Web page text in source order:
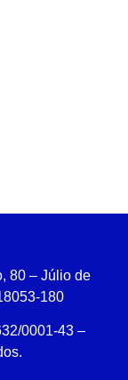
80 – Júlio de
180
0001-43 –